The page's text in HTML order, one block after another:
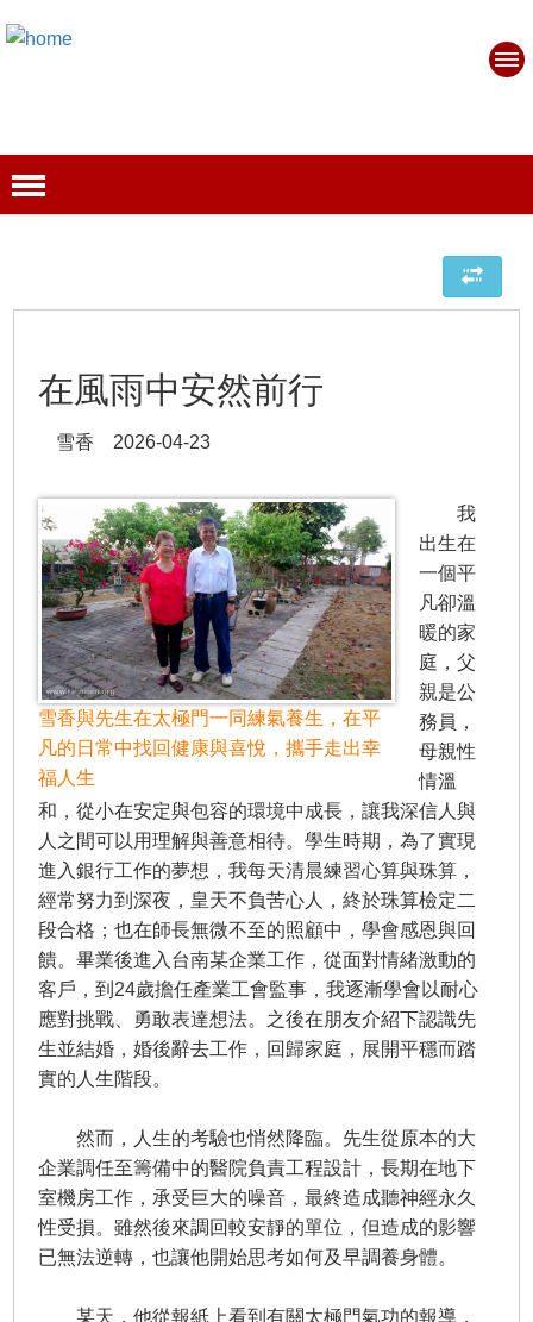
在風雨中安然前行
雪香 2026-04-23
雪香與先生在太極門一同練氣養生，在平
凡的日常中找回健康與喜悅，攜手走出幸
福人生
我
出生在
一個平
凡卻溫
暖的家
庭，父
親是公
務員，
母親性
情溫
和，從小在安定與包容的環境中成長，讓我深信人與
人之間可以用理解與善意相待。學生時期，為了實現
進入銀行工作的夢想，我每天清晨練習心算與珠算，
經常努力到深夜，皇天不負苦心人，終於珠算檢定二
段合格；也在師長無微不至的照顧中，學會感恩與回
饋。畢業後進入台南某企業工作，從面對情緒激動的
客戶，到24歲擔任產業工會監事，我逐漸學會以耐心
應對挑戰、勇敢表達想法。之後在朋友介紹下認識先
生並結婚，婚後辭去工作，回歸家庭，展開平穩而踏
實的人生階段。
然而，人生的考驗也悄然降臨。先生從原本的大
企業調任至籌備中的醫院負責工程設計，長期在地下
室機房工作，承受巨大的噪音，最終造成聽神經永久
性受損。雖然後來調回較安靜的單位，但造成的影響
已無法逆轉，也讓他開始思考如何及早調養身體。
某天，他從報紙上看到有關太極門氣功的報導，